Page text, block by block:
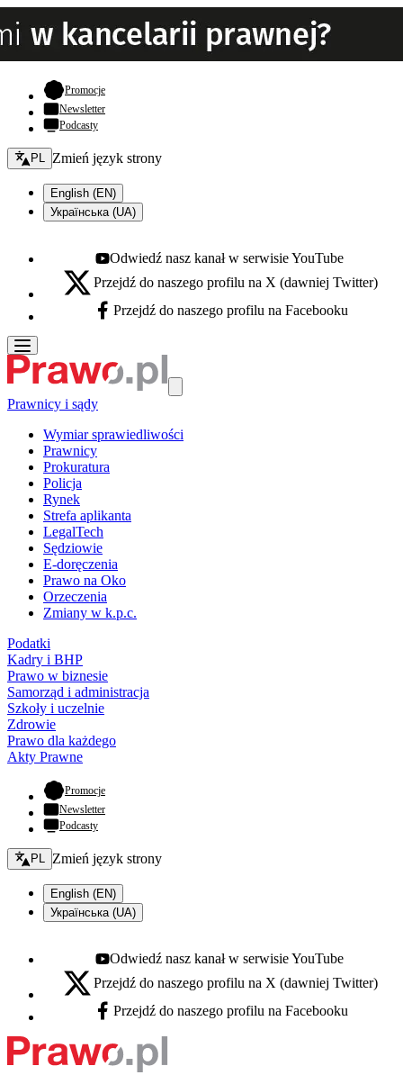
Promocje- otwiera się w nowej karcie
Newsletter
Podcasty
Zmień język - bieżący:
PL Zmień język strony
English (EN)
Українська (UA)
Youtube - otwiera się w nowej karcie
Odwiedź nasz kanał w serwisie YouTube
X - otwiera się w nowej karcie
Przejdź do naszego profilu na X (dawniej Twitter)
Facebook - otwiera się w nowej karcie
Przejdź do naszego profilu na Facebooku
Prawnicy i sądy
Wymiar sprawiedliwości
Prawnicy
Prokuratura
Policja
Rynek
Strefa aplikanta
LegalTech
Sędziowie
E-doręczenia
Prawo na Oko
Orzeczenia
Zmiany w k.p.c.
Podatki
Kadry i BHP
Prawo w biznesie
Samorząd i administracja
Szkoły i uczelnie
Zdrowie
Prawo dla każdego
Akty Prawne
Promocje- otwiera się w nowej karcie
Newsletter
Podcasty
Zmień język - bieżący:
PL Zmień język strony
English (EN)
Українська (UA)
Youtube - otwiera się w nowej karcie
Odwiedź nasz kanał w serwisie YouTube
X - otwiera się w nowej karcie
Przejdź do naszego profilu na X (dawniej Twitter)
Facebook - otwiera się w nowej karcie
Przejdź do naszego profilu na Facebooku